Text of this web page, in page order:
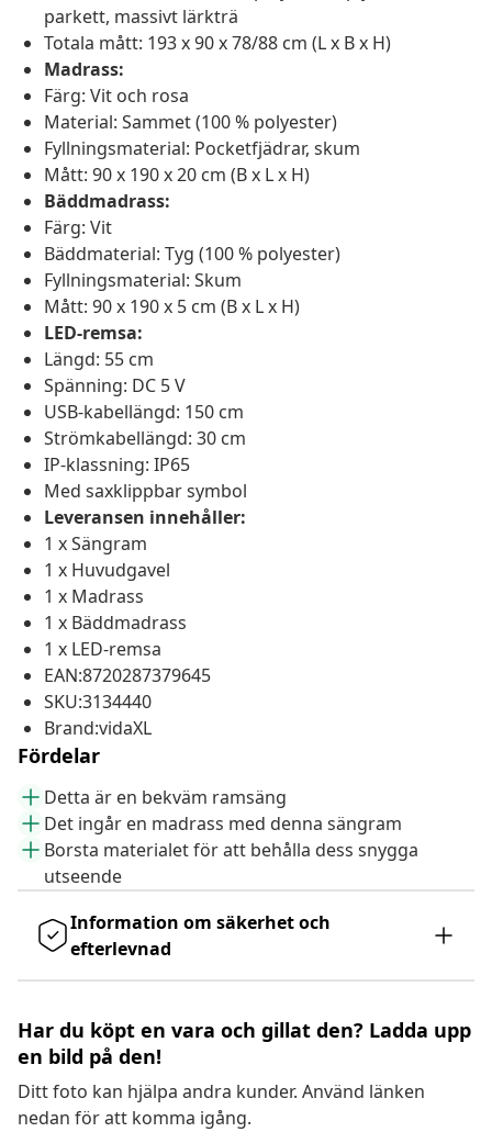
parkett, massivt lärkträ
Totala mått: 193 x 90 x 78/88 cm (L x B x H)
Madrass:
Färg: Vit och rosa
Material: Sammet (100 % polyester)
Fyllningsmaterial: Pocketfjädrar, skum
Mått: 90 x 190 x 20 cm (B x L x H)
Bäddmadrass:
Färg: Vit
Bäddmaterial: Tyg (100 % polyester)
Fyllningsmaterial: Skum
Mått: 90 x 190 x 5 cm (B x L x H)
LED-remsa:
Längd: 55 cm
Spänning: DC 5 V
USB-kabellängd: 150 cm
Strömkabellängd: 30 cm
IP-klassning: IP65
Med saxklippbar symbol
Leveransen innehåller:
1 x Sängram
1 x Huvudgavel
1 x Madrass
1 x Bäddmadrass
1 x LED-remsa
EAN:8720287379645
SKU:3134440
Brand:vidaXL
Fördelar
Detta är en bekväm ramsäng
Det ingår en madrass med denna sängram
Borsta materialet för att behålla dess snygga
utseende
Information om säkerhet och
efterlevnad
Har du köpt en vara och gillat den? Ladda upp
en bild på den!
Ditt foto kan hjälpa andra kunder. Använd länken
nedan för att komma igång.